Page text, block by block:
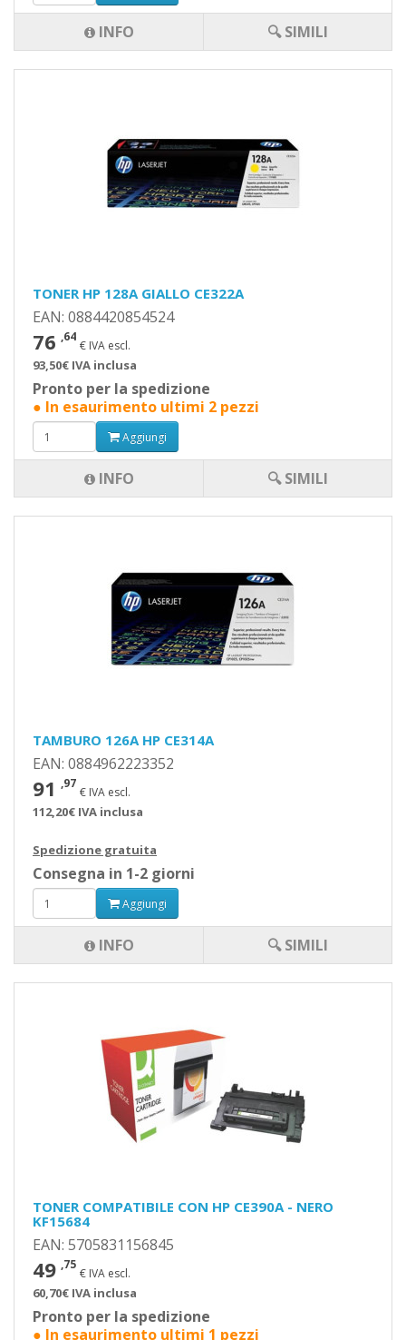
INFO 🔍 SIMILI
TONER HP 128A GIALLO CE322A
EAN: 0884420854524
76 ,64
€ IVA escl.
93,50€ IVA inclusa
Pronto per la spedizione
● In esaurimento ultimi 2 pezzi
Aggiungi
INFO 🔍 SIMILI
TAMBURO 126A HP CE314A
EAN: 0884962223352
91 ,97
€ IVA escl.
112,20€ IVA inclusa
Spedizione gratuita
Consegna in 1-2 giorni
Aggiungi
INFO 🔍 SIMILI
TONER COMPATIBILE CON HP CE390A - NERO
KF15684
EAN: 5705831156845
49 ,75
€ IVA escl.
60,70€ IVA inclusa
Pronto per la spedizione
● In esaurimento ultimi 1 pezzi